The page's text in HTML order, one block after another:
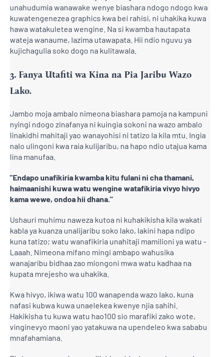
unahudumia wanawake wenye biashara ndogo ndogo kwa
kuwatengenezea graphics kwa bei rahisi, ni uhakika kuwa
hawa watakuletea wengine. Na si kwamba hautapata
wateja wanaume, lazima utawapata. Hii ndio nguvu ya
kujichagulia soko dogo na kulitawala.
3. Fanya Utafiti wa Kina na Pia Jaribu Wazo
Lako.
Jambo moja ambalo nimeona biashara pamoja na kampuni
nyingi ndogo zinafanya ni kuingia sokoni na wazo ambalo
linakidhi mahitaji yao wanayohisi ni tatizo la kila mtu. Ingia
nalo ulingoni kwa raia kulijaribu, na hapo ndio utajua kama
lina manufaa.
"Endapo unafikiria kwamba kitu fulani ni cha thamani,
haimaanishi kuwa watu wengine watafikiria vivyo hivyo
kama wewe, ondoa hii dhana."
Ushauri muhimu naweza kutoa ni kuhakikisha kila wakati
kabla ya kuanza unalijaribu soko lako, lakini hapa ndipo
kuna tatizo; watu wanafikiria unahitaji mamilioni ya watu -
Laaah. Nimeona mifano mingi ambapo wahusika
wanajaribu bidhaa zao miongoni mwa watu kadhaa na
kupata mrejesho wa uhakika.
Kwa hivyo, ikiwa watu 100 wanapenda wazo lako, kuna
nafasi kubwa kuwa unaelekea kwenye njia sahihi.
Hakikisha tu kuwa watu hao100 sio marafiki zako wote,
vinginevyo maoni yao yatakuwa na upendeleo kwa sababu
mnafahamiana.